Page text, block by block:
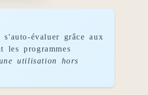
évaluer grâce aux
les programmes
utilisation hors